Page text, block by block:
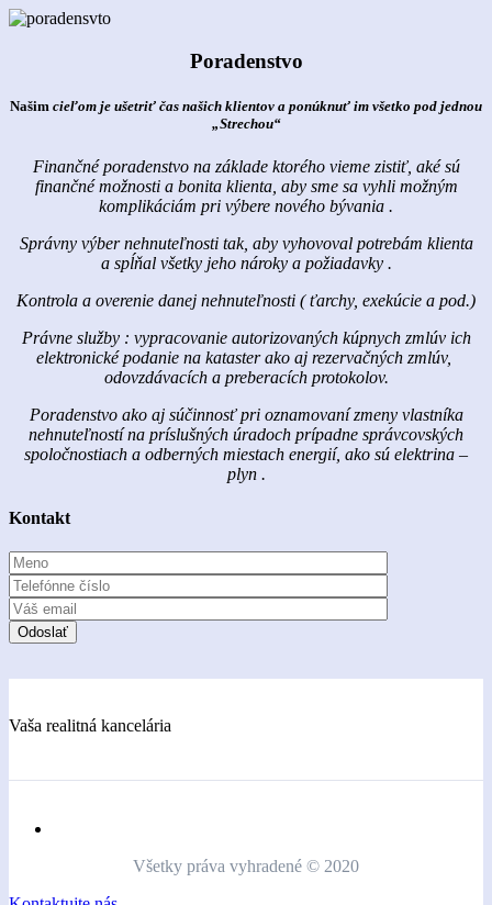
Poradenstvo
Našim cieľom je ušetriť čas našich klientov a ponúknuť im všetko pod jednou
„Strechou“
Finančné poradenstvo na základe ktorého vieme zistiť, aké sú
finančné možnosti a bonita klienta, aby sme sa vyhli možným
komplikáciám pri výbere nového bývania .
Správny výber nehnuteľnosti tak, aby vyhovoval potrebám klienta
a spĺňal všetky jeho nároky a požiadavky .
Kontrola a overenie danej nehnuteľnosti ( ťarchy, exekúcie a pod.)
Právne služby : vypracovanie autorizovaných kúpnych zmlúv ich
elektronické podanie na kataster ako aj rezervačných zmlúv,
odovzdávacích a preberacích protokolov.
Poradenstvo ako aj súčinnosť pri oznamovaní zmeny vlastníka
nehnuteľností na príslušných úradoch prípadne správcovských
spoločnostiach a odberných miestach energií, ako sú elektrina –
plyn .
Kontakt
Vaša realitná kancelária
Všetky práva vyhradené © 2020